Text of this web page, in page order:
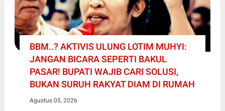
BBM..? AKTIVIS ULUNG LOTIM MUHYI:
JANGAN BICARA SEPERTI BAKUL
PASAR! BUPATI WAJIB CARI SOLUSI,
BUKAN SURUH RAKYAT DIAM DI RUMAH
Agustus 05, 2026